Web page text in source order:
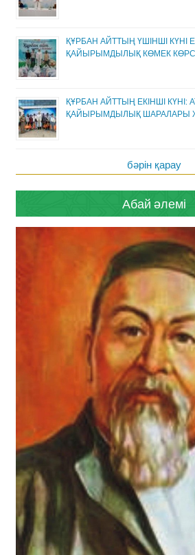
ҚҰРБАН АЙТТЫҢ ҮШІНШІ КҮНІ
ҚАЙЫРЫМДЫЛЫҚ КӨМЕК
ҚҰРБАН АЙТТЫҢ ЕКІНШІ КҮНІ:
ҚАЙЫРЫМДЫЛЫҚ ШАРАЛАРЫ
бәрін қарау
Абай әлемі